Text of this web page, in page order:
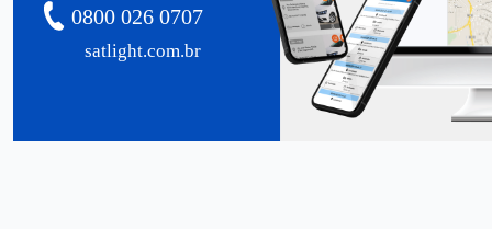
satlight.com.br
0800 026 0707